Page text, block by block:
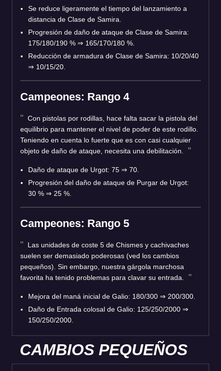
Se reduce ligeramente el tiempo del lanzamiento a
distancia de Clase de Samira.
Progresión de daño de ataque de Clase de Samira:
175/180/190 % ⇒ 165/170/180 %.
Reducción de armadura de Clase de Samira: 10/20/40
⇒ 10/15/20.
Campeones: Rango 4
Con pistolas por rodillas, hace falta sacar la pistola del
equilibrio para mantener el nivel de poder de este rodillo.
Teniendo en cuenta lo fuerte que es con casi cualquier
objeto de daño de ataque, necesita una debilitación.
Daño de ataque de Urgot: 75 ⇒ 70.
Progresión del daño de ataque de Purgar de Urgot:
30 % ⇒ 25 %.
Campeones: Rango 5
Las unidades de coste 5 de Chismes y cachivaches
suelen ser demasiado poderosas (ved los cambios
pequeños). Sin embargo, nuestra gárgola marchosa
favorita ha tenido problemas para clavar su entrada.
Mejora del maná inicial de Galio: 180/300 ⇒ 200/300.
Daño de Entrada colosal de Galio: 125/250/2000 ⇒
150/250/2000.
CAMBIOS PEQUEÑOS